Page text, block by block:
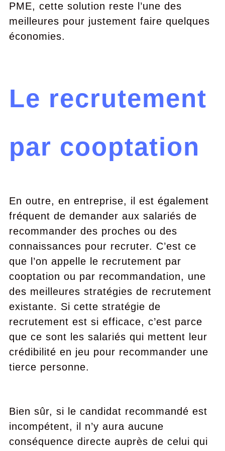
PME, cette solution reste l’une des
meilleures pour justement faire quelques
économies.
Le recrutement
par cooptation
En outre, en entreprise, il est également
fréquent de demander aux salariés de
recommander des proches ou des
connaissances pour recruter. C’est ce
que l’on appelle le recrutement par
cooptation ou par recommandation, une
des meilleures stratégies de recrutement
existante. Si cette stratégie de
recrutement est si efficace, c’est parce
que ce sont les salariés qui mettent leur
crédibilité en jeu pour recommander une
tierce personne.
Bien sûr, si le candidat recommandé est
incompétent, il n’y aura aucune
conséquence directe auprès de celui qui